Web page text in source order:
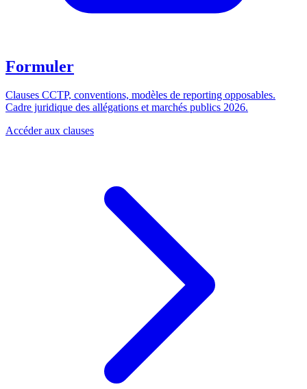
Formuler
Clauses CCTP, conventions, modèles de reporting opposables.
Cadre juridique des allégations et marchés publics 2026.
Accéder aux clauses